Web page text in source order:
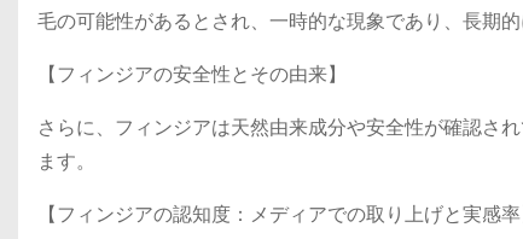
毛の可能性があるとされ、一時的な現象であり、長期
【フィンジアの安全性とその由来】
さらに、フィンジアは天然由来成分や安全性が確認さ
ます。
【フィンジアの認知度：メディアでの取り上げと実感率